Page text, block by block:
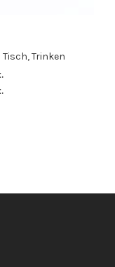
Tisch,Trinken